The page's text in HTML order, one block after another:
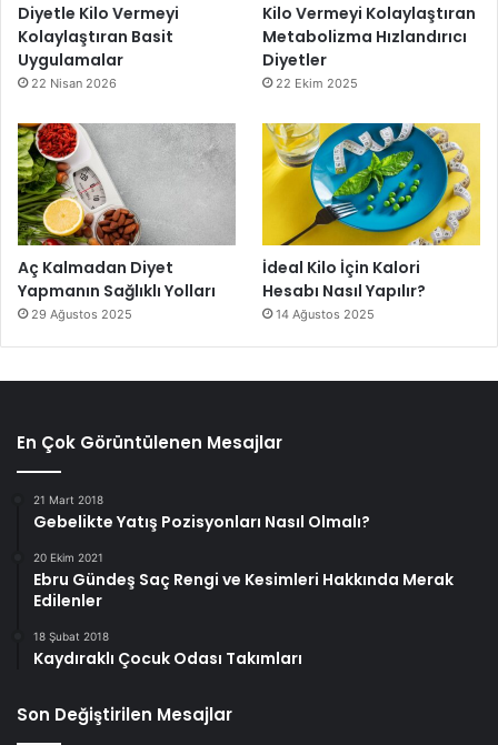
Diyetle Kilo Vermeyi
Kolaylaştıran Basit
Uygulamalar
22 Nisan 2026
Kilo Vermeyi Kolaylaştıran
Metabolizma Hızlandırıcı
Diyetler
22 Ekim 2025
Aç Kalmadan Diyet
Yapmanın Sağlıklı Yolları
29 Ağustos 2025
İdeal Kilo İçin Kalori
Hesabı Nasıl Yapılır?
14 Ağustos 2025
En Çok Görüntülenen Mesajlar
21 Mart 2018
Gebelikte Yatış Pozisyonları Nasıl Olmalı?
20 Ekim 2021
Ebru Gündeş Saç Rengi ve Kesimleri Hakkında Merak
Edilenler
18 Şubat 2018
Kaydıraklı Çocuk Odası Takımları
Son Değiştirilen Mesajlar